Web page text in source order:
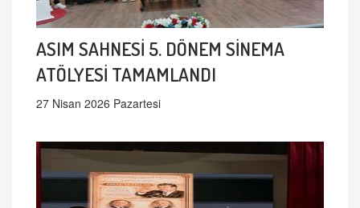
ASIM SAHNESİ 5. DÖNEM SİNEMA
ATÖLYESİ TAMAMLANDI
27 Nisan 2026 Pazartesi